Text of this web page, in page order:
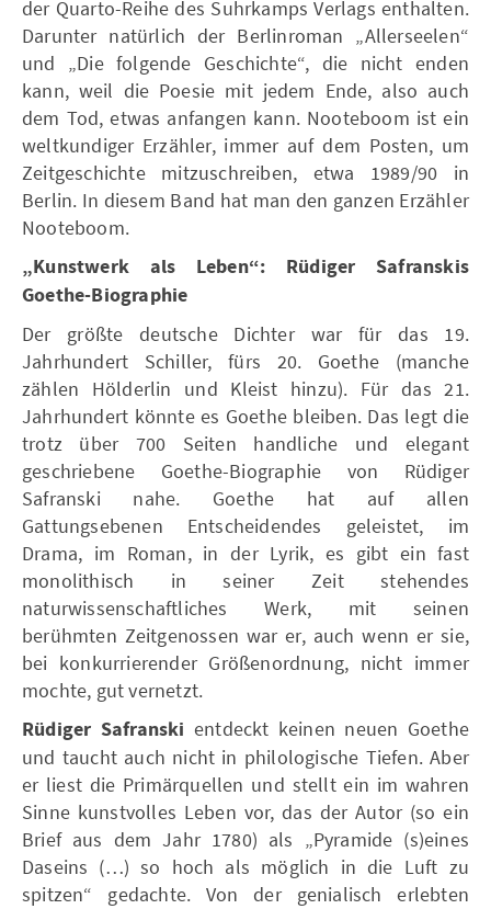
der Quarto-Reihe des Suhrkamps Verlags enthalten.
Darunter natürlich der Berlinroman „Allerseelen“
und „Die folgende Geschichte“, die nicht enden
kann, weil die Poesie mit jedem Ende, also auch
dem Tod, etwas anfangen kann. Nooteboom ist ein
weltkundiger Erzähler, immer auf dem Posten, um
Zeitgeschichte mitzuschreiben, etwa 1989/90 in
Berlin. In diesem Band hat man den ganzen Erzähler
Nooteboom.
„Kunstwerk als Leben“: Rüdiger Safranskis
Goethe-Biographie
Der größte deutsche Dichter war für das 19.
Jahrhundert Schiller, fürs 20. Goethe (manche
zählen Hölderlin und Kleist hinzu). Für das 21.
Jahrhundert könnte es Goethe bleiben. Das legt die
trotz über 700 Seiten handliche und elegant
geschriebene Goethe-Biographie von Rüdiger
Safranski nahe. Goethe hat auf allen
Gattungsebenen Entscheidendes geleistet, im
Drama, im Roman, in der Lyrik, es gibt ein fast
monolithisch in seiner Zeit stehendes
naturwissenschaftliches Werk, mit seinen
berühmten Zeitgenossen war er, auch wenn er sie,
bei konkurrierender Größenordnung, nicht immer
mochte, gut vernetzt.
Rüdiger Safranski entdeckt keinen neuen Goethe
und taucht auch nicht in philologische Tiefen. Aber
er liest die Primärquellen und stellt ein im wahren
Sinne kunstvolles Leben vor, das der Autor (so ein
Brief aus dem Jahr 1780) als „Pyramide (s)eines
Daseins (…) so hoch als möglich in die Luft zu
spitzen“ gedachte. Von der genialisch erlebten